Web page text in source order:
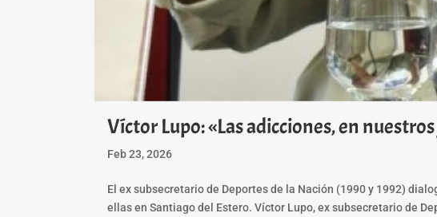
Víctor Lupo: «Las adicciones, en
Feb 23, 2026
El ex subsecretario de Deportes de la Nación (1990 y 1992)
ellas en Santiago del Estero. Víctor Lupo, ex subsecretario de